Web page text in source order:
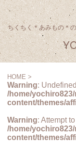
ちくちく＊あみもの＊
HOME >
Warning:
/home/
content/themes/
Warning: Attempt
/home/
content/themes/